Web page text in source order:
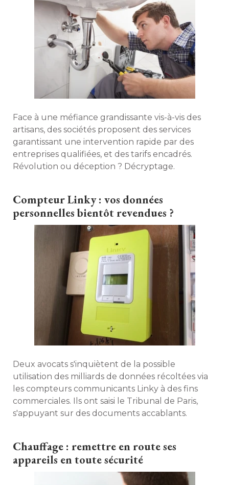
Face à une méfiance grandissante vis-à-vis des
artisans, des sociétés proposent des services
garantissant une intervention rapide par des
entreprises qualifiées, et des tarifs encadrés.
Révolution ou déception ? Décryptage.
Compteur Linky : vos données
personnelles bientôt revendues ?
Deux avocats s'inquiètent de la possible
utilisation des milliards de données récoltées via
les compteurs communicants Linky à des fins
commerciales. Ils ont saisi le Tribunal de Paris,
s'appuyant sur des documents accablants.
Chauffage : remettre en route ses
appareils en toute sécurité